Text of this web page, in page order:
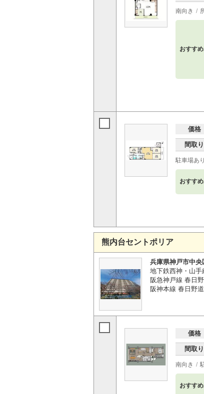
南向き
おすす
価格
間取り
駐車場あり
おすす
熊内台セントポリア
兵庫県神戸市中央
地下鉄西神・山
阪急神戸線 春日
阪神本線 春日野
価格
間取り
南向き
おすす